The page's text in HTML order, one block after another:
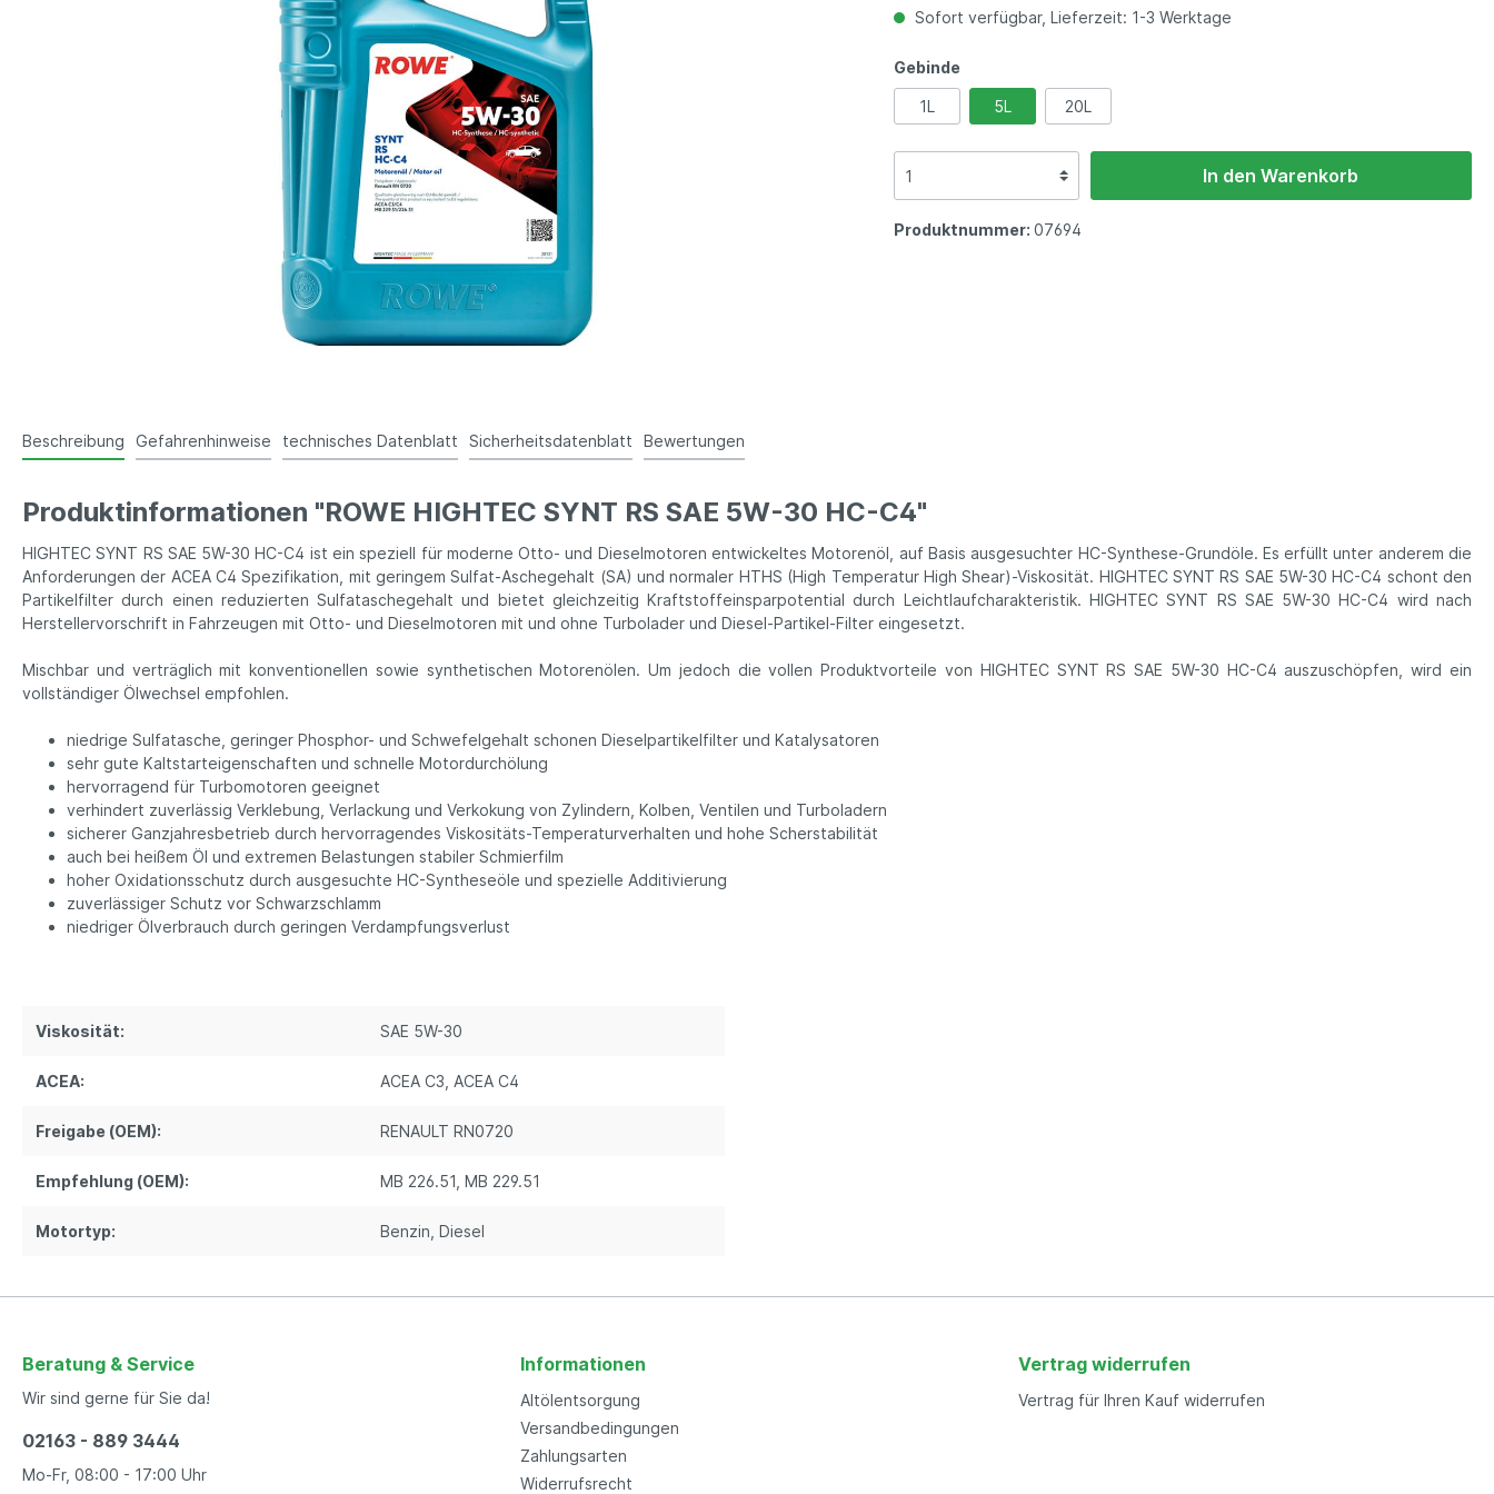
Sofort verfügbar, Lieferzeit: 1-3 Werktage
Gebinde
1L 5L 20L
In den Warenkorb
Produktnummer: 07694
Beschreibung Gefahrenhinweise technisches Datenblatt Sicherheitsdatenblatt Bewertungen
Produktinformationen "ROWE HIGHTEC SYNT RS SAE 5W-30 HC-C4"
HIGHTEC SYNT RS SAE 5W-30 HC-C4 ist ein speziell für moderne Otto- und Dieselmotoren entwickeltes Motorenöl, auf Basis ausgesuchter HC-Synthese-Grundöle. Es erfüllt unter anderem die
Anforderungen der ACEA C4 Spezifikation, mit geringem Sulfat-Aschegehalt (SA) und normaler HTHS (High Temperatur High Shear)-Viskosität. HIGHTEC SYNT RS SAE 5W-30 HC-C4 schont den
Partikelfilter durch einen reduzierten Sulfataschegehalt und bietet gleichzeitig Kraftstoffeinsparpotential durch Leichtlaufcharakteristik. HIGHTEC SYNT RS SAE 5W-30 HC-C4 wird nach
Herstellervorschrift in Fahrzeugen mit Otto- und Dieselmotoren mit und ohne Turbolader und Diesel-Partikel-Filter eingesetzt.
Mischbar und verträglich mit konventionellen sowie synthetischen Motorenölen. Um jedoch die vollen Produktvorteile von HIGHTEC SYNT RS SAE 5W-30 HC-C4 auszuschöpfen, wird ein
vollständiger Ölwechsel empfohlen.
niedrige Sulfatasche, geringer Phosphor- und Schwefelgehalt schonen Dieselpartikelfilter und Katalysatoren
sehr gute Kaltstarteigenschaften und schnelle Motordurchölung
hervorragend für Turbomotoren geeignet
verhindert zuverlässig Verklebung, Verlackung und Verkokung von Zylindern, Kolben, Ventilen und Turboladern
sicherer Ganzjahresbetrieb durch hervorragendes Viskositäts-Temperaturverhalten und hohe Scherstabilität
auch bei heißem Öl und extremen Belastungen stabiler Schmierfilm
hoher Oxidationsschutz durch ausgesuchte HC-Syntheseöle und spezielle Additivierung
zuverlässiger Schutz vor Schwarzschlamm
niedriger Ölverbrauch durch geringen Verdampfungsverlust
Viskosität: SAE 5W-30
ACEA: ACEA C3 , ACEA C4
Freigabe (OEM): RENAULT RN0720
Empfehlung (OEM): MB 226.51 , MB 229.51
Motortyp: Benzin , Diesel
Beratung & Service
Wir sind gerne für Sie da!
02163 - 889 3444
Mo-Fr, 08:00 - 17:00 Uhr
Informationen
Altölentsorgung
Versandbedingungen
Zahlungsarten
Widerrufsrecht
Vertrag widerrufen
Vertrag für Ihren Kauf widerrufen